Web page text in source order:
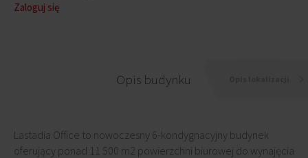
Zaloguj się
Opis budynku
Lastadia Office to nowoczesny 6-kondygnacyjny budynek
oferujący ponad 11 500 m2 powierzchni biurowej do wynajęcia